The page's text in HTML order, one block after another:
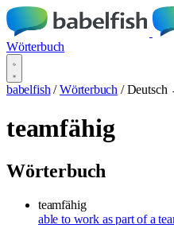
Wörterbuch
babelfish / Wörterbuch / Deutsch
teamfähig
Wörterbuch
teamfähig
able to work as part of a